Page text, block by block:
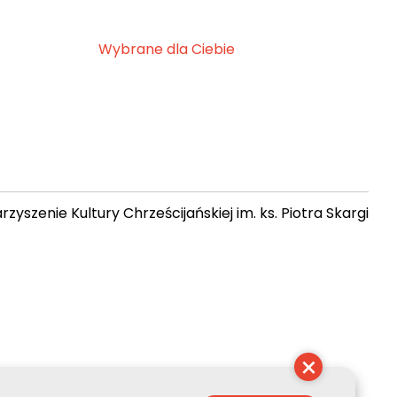
Wybrane dla Ciebie
Kultury Chrześcijańskiej im. ks. Piotra Skargi
×